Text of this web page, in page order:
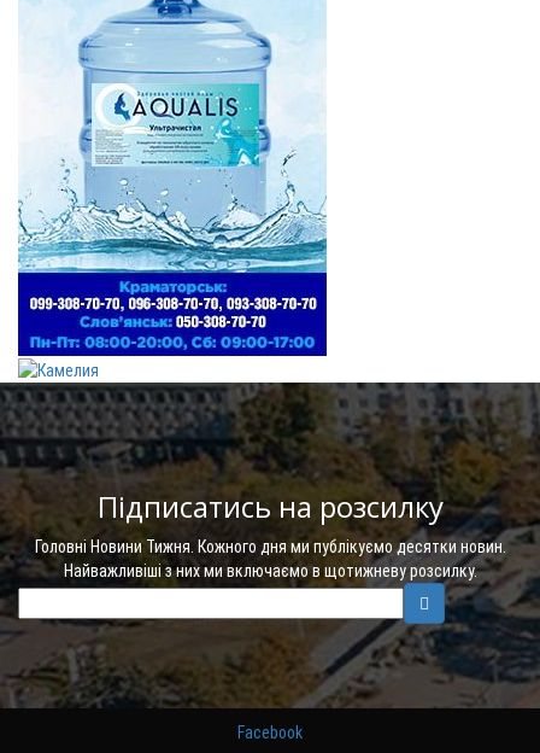
Підписатись на розсилку
Головні Новини Тижня. Кожного дня ми публікуємо десятки новин.
Найважливіші з них ми включаємо в щотижневу розсилку.
Facebook